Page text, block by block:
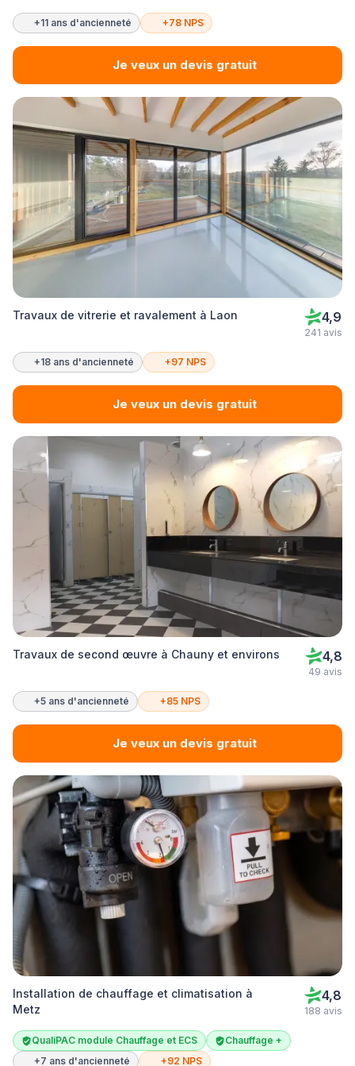
+11 ans d'ancienneté +78 NPS
Je veux un devis gratuit
Travaux de vitrerie et ravalement à Laon 4,9
241 avis
+18 ans d'ancienneté +97 NPS
Je veux un devis gratuit
Travaux de second œuvre à Chauny et environs 4,8
49 avis
+5 ans d'ancienneté +85 NPS
Je veux un devis gratuit
Installation de chauffage et climatisation à
Metz
4,8
188 avis
QualiPAC module Chauffage et ECS
Chauffage +
+7 ans d'ancienneté
+92 NPS